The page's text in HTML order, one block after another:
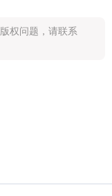
权问题，请联系